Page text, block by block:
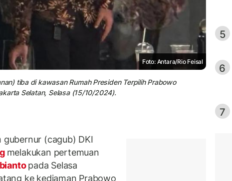
Foto: Antara/Rio Feisal
tiba di kawasan Rumah Presiden Terpilih Prabowo
Selatan, Selasa (15/10/2024).
gubernur (cagub) DKI
melakukan pertemuan
pada Selasa
ke kediaman Prabowo
5
6
7